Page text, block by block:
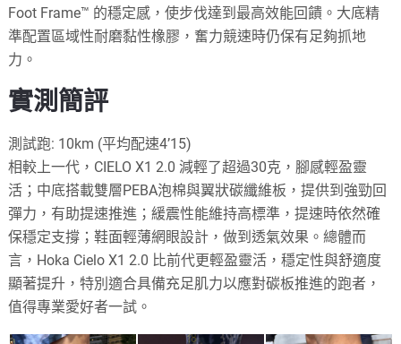
Foot Frame™ 的穩定感，使步伐達到最高效能回饋。大底精
準配置區域性耐磨黏性橡膠，奮力競速時仍保有足夠抓地
力。
實測簡評
測試跑: 10km (平均配速4’15)
相較上一代，CIELO X1 2.0 減輕了超過30克，腳感輕盈靈
活；中底搭載雙層PEBA泡棉與翼狀碳纖維板，提供到強勁回
彈力，有助提速推進；緩震性能維持高標準，提速時依然確
保穩定支撐；鞋面輕薄網眼設計，做到透氣效果。總體而
言，Hoka Cielo X1 2.0 比前代更輕盈靈活，穩定性與舒適度
顯著提升，特別適合具備充足肌力以應對碳板推進的跑者，
值得專業愛好者一試。